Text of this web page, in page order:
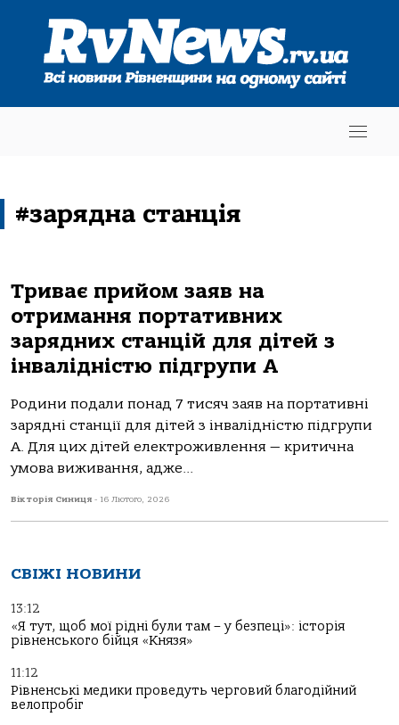
#зарядна станція
Триває прийом заяв на
отримання портативних
зарядних станцій для дітей з
інвалідністю підгрупи А
Родини подали понад 7 тисяч заяв на портативні
зарядні станції для дітей з інвалідністю підгрупи
А. Для цих дітей електроживлення — критична
умова виживання, адже...
Вікторія Синиця - 16 Лютого, 2026
СВІЖІ НОВИНИ
13:12
«Я тут, щоб мої рідні були там – у безпеці»: історія
рівненського бійця «Князя»
11:12
Рівненські медики проведуть черговий благодійний
велопробіг